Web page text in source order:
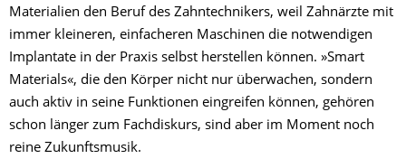
Materialien den Beruf des Zahntechnikers, weil Zahnärzte mit
immer kleineren, einfacheren Maschinen die notwendigen
Implantate in der Praxis selbst herstellen können. »Smart
Materials«, die den Körper nicht nur überwachen, sondern
auch aktiv in seine Funktionen eingreifen können, gehören
schon länger zum Fachdiskurs, sind aber im Moment noch
reine Zukunftsmusik.